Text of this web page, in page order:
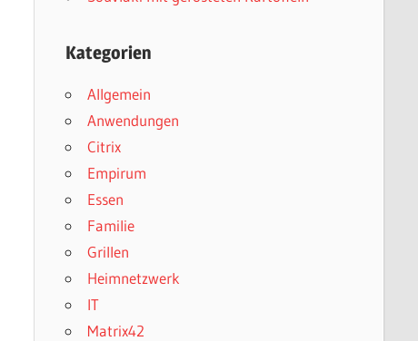
Kategorien
Allgemein
Anwendungen
Citrix
Empirum
Essen
Familie
Grillen
Heimnetzwerk
IT
Matrix42